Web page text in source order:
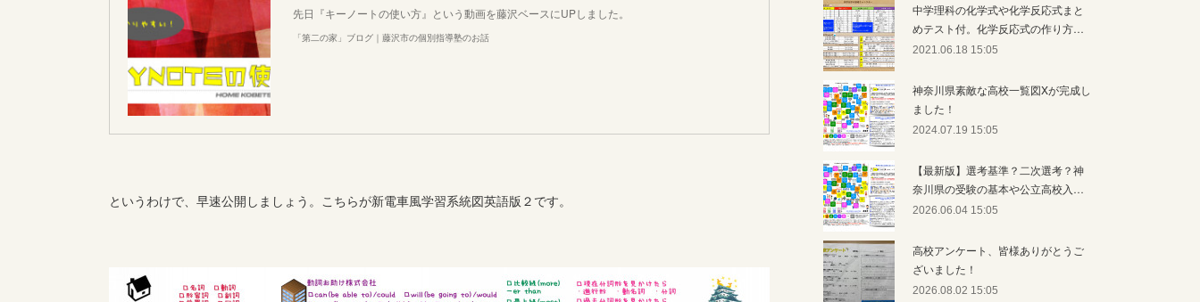
先日『キーノートの使い方』という動画を藤沢ベースにUPしました。
「第二の家」ブログ｜藤沢市の個別指導塾のお話
というわけで、早速公開しましょう。こちらが新電車風学習系統図英語版２です。
中学理科の化学式や化学反応式まと
めテスト付。化学反応式の作り方…
2021.06.18 15:05
神奈川県素敵な高校一覧図Xが完成し
ました！
2024.07.19 15:05
【最新版】選考基準？二次選考？神
奈川県の受験の基本や公立高校入…
2026.06.04 15:05
高校アンケート、皆様ありがとうご
ざいました！
2026.08.02 15:05